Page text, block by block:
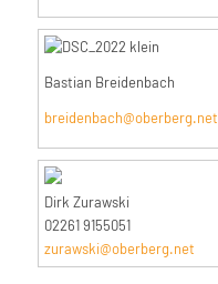
Bastian Breidenbach
breidenbach@oberberg.net
Dirk Zurawski
02261 9155051
zurawski@oberberg.net